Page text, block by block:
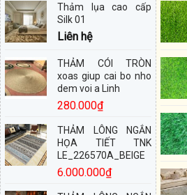
Thảm lụa cao cấp
Silk 01
Liên hệ
THẢM CÓI TRÒN
xoas giup cai bo nho
dem voi a Linh
280.000₫
THẢM LÔNG NGẮN
HỌA TIẾT TNK
LE_226570A_BEIGE
6.000.000₫